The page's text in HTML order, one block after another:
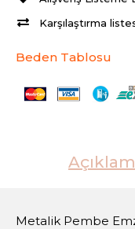
Karşılaştırma
Beden Tablosu
Metalik Pembe